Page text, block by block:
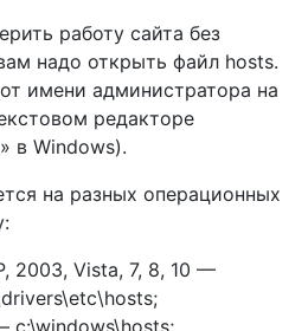
работу сайта без
надо открыть файл hosts.
имени администратора на
редакторе
в Windows).
на разных операционных
2003, Vista, 7, 8, 10 —